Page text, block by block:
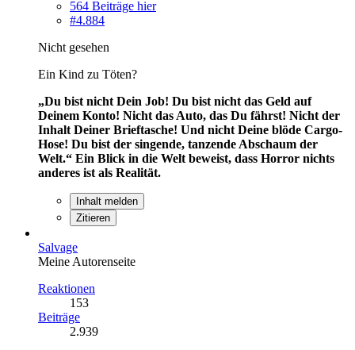
564 Beiträge hier
#4.884
Nicht gesehen
Ein Kind zu Töten?
„Du bist nicht Dein Job! Du bist nicht das Geld auf
Deinem Konto! Nicht das Auto, das Du fährst! Nicht der
Inhalt Deiner Brieftasche! Und nicht Deine blöde Cargo-
Hose! Du bist der singende, tanzende Abschaum der
Welt.“ Ein Blick in die Welt beweist, dass Horror nichts
anderes ist als Realität.
Inhalt melden
Zitieren
Salvage
Meine Autorenseite
Reaktionen
153
Beiträge
2.939